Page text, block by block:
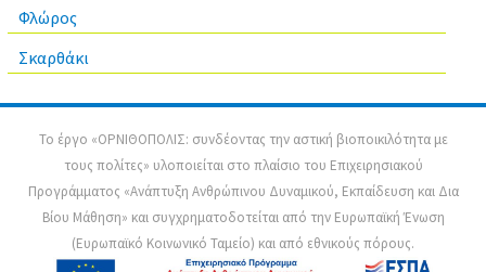
Φλώρος
Σκαρθάκι
Το έργο «ΟΡΝΙΘΟΠΟΛΙΣ: συνδέοντας την αστική βιοποικιλότητα με
τους πολίτες» υλοποιείται στο πλαίσιο του Επιχειρησιακού
Προγράμματος «Ανάπτυξη Ανθρώπινου Δυναμικού, Εκπαίδευση και Δια
Βίου Μάθηση» και συγχρηματοδοτείται από την Ευρωπαϊκή Ένωση
(Ευρωπαϊκό Κοινωνικό Ταμείο) και από εθνικούς πόρους.